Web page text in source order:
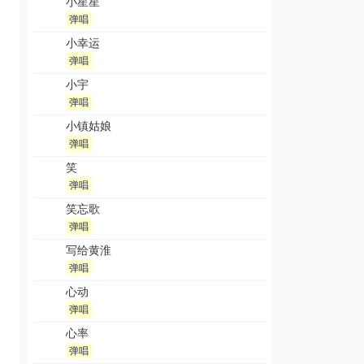
弹唱
小幸运
弹唱
小宇
弹唱
小镇姑娘
弹唱
笑
弹唱
笑忘歌
弹唱
写给黄淮
弹唱
心动
弹唱
心率
弹唱